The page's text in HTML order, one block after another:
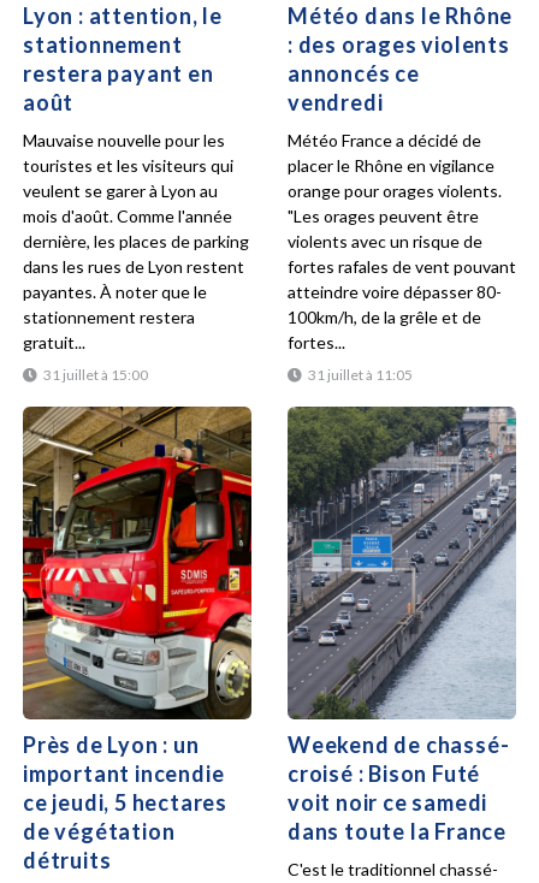
Lyon : attention, le
stationnement
restera payant en
août
31 juillet à 15:00
Mauvaise nouvelle pour les
touristes et les visiteurs qui
veulent se garer à Lyon au
mois d'août. Comme l'année
dernière, les places de parking
dans les rues de Lyon restent
payantes. À noter que le
stationnement restera
gratuit...
Météo dans le Rhône
: des orages violents
annoncés ce
vendredi
31 juillet à 11:05
Météo France a décidé de
placer le Rhône en vigilance
orange pour orages violents.
"Les orages peuvent être
violents avec un risque de
fortes rafales de vent pouvant
atteindre voire dépasser 80-
100km/h, de la grêle et de
fortes...
Près de Lyon : un
important incendie
ce jeudi, 5 hectares
de végétation
détruits
Weekend de chassé-
croisé : Bison Futé
voit noir ce samedi
dans toute la France
C'est le traditionnel chassé-